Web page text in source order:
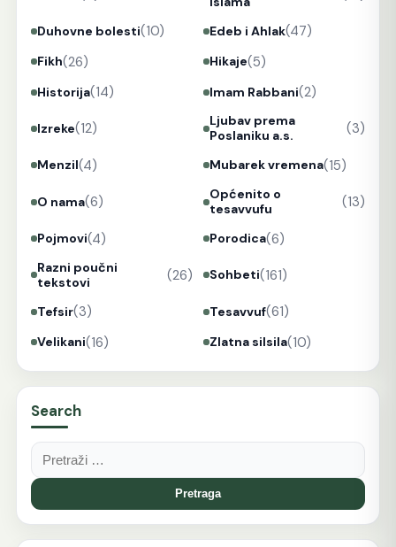
Duhovne bolesti(10) Edeb i Ahlak(47)
Fikh(26) Hikaje(5)
Historija(14) Imam Rabbani(2)
Izreke(12)
Ljubav prema
Poslaniku a.s.
(3)
Menzil(4) Mubarek vremena(15)
O nama(6)
Općenito o
tesavvufu
(13)
Pojmovi(4) Porodica(6)
Razni poučni
tekstovi
(26) Sohbeti(161)
Tefsir(3) Tesavvuf(61)
Velikani(16) Zlatna silsila(10)
Search
Pretraga: